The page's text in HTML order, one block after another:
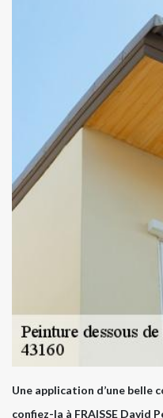
Une application d’une belle
confiez-la à FRAISSE David